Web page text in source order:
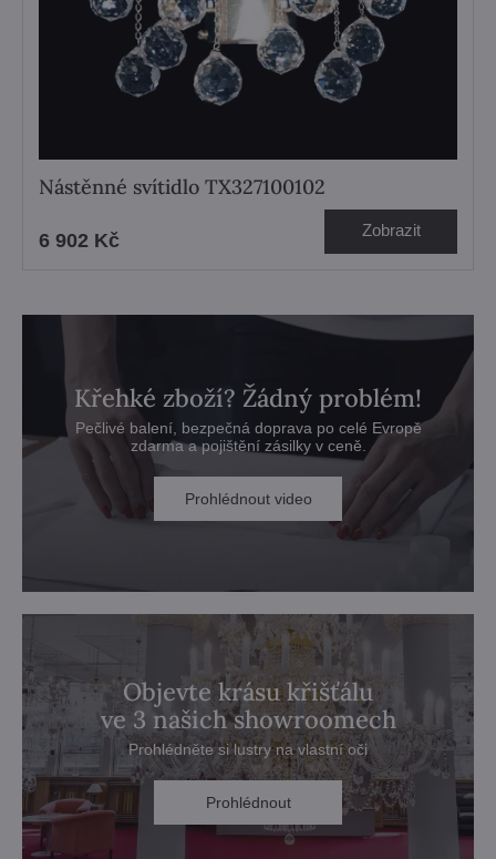
Nástěnné svítidlo TX327100102
6 902 Kč Zobrazit
Křehké zboží? Žádný problém!
Pečlivé balení, bezpečná doprava po celé Evropě
zdarma a pojištění zásilky v ceně.
Prohlédnout video
Objevte krásu křišťálu
ve 3 našich showroomech
Prohlédněte si lustry na vlastní oči
Prohlédnout